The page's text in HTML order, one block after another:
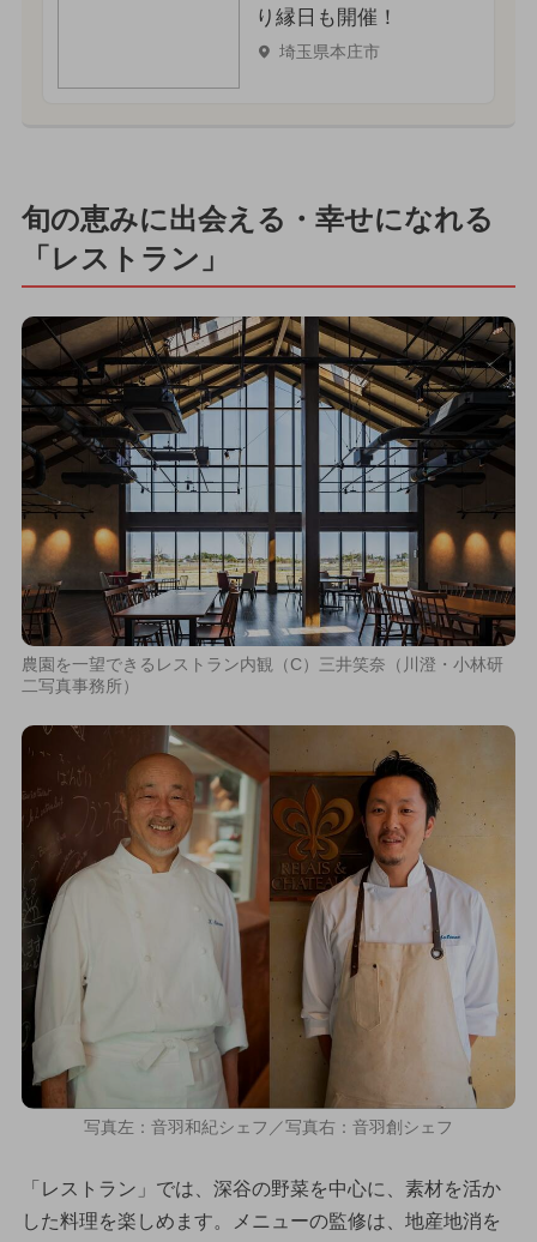
り縁日も開催！
埼玉県本庄市
旬の恵みに出会える・幸せになれる
「レストラン」
農園を一望できるレストラン内観（C）三井笑奈（川澄・小林研
二写真事務所）
写真左：音羽和紀シェフ／写真右：音羽創シェフ
「レストラン」では、深谷の野菜を中心に、素材を活か
した料理を楽しめます。メニューの監修は、地産地消を